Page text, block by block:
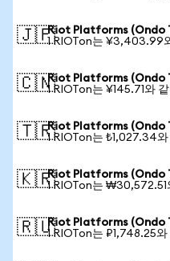
🇯🇵Riot Platforms (Ondo
1 RIOTon는 ¥3,403.99
🇨🇳Riot Platforms (Ondo
1 RIOTon는 ¥145.71와
🇹🇷Riot Platforms (Ondo
1 RIOTon는 ₺1,027.34와
🇰🇷Riot Platforms (Ondo
1 RIOTon는 ₩30,572.51
🇷🇺Riot Platforms (Ondo
1 RIOTon는 ₽1,748.25와